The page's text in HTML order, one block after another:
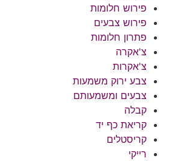
פירוש חלומות
פירוש צבעים
פתרון חלומות
צ'אקרה
צ'אקרות
צבע ירוק משמעות
צבעים ומשמעותם
קבלה
קריאת כף יד
קריסטלים
רייקי